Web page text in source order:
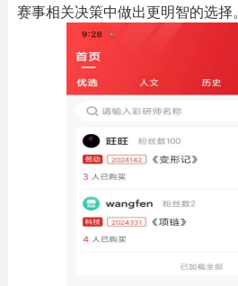
赛事相关决策中做出更明智的选择。